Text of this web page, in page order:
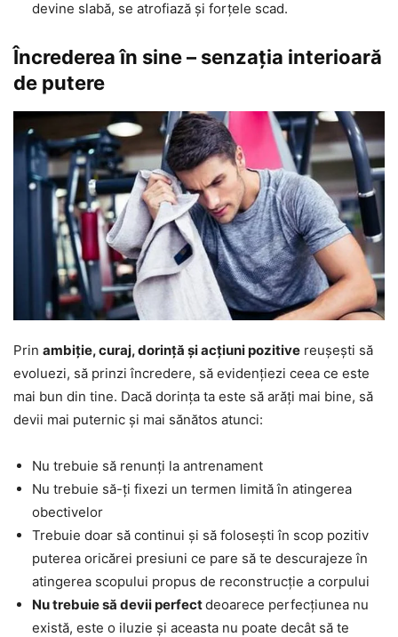
devine slabă, se atrofiază și forțele scad.
Încrederea în sine – senzația interioară
de putere
Prin ambiție, curaj, dorință și acțiuni pozitive reușești să
evoluezi, să prinzi încredere, să evidențiezi ceea ce este
mai bun din tine. Dacă dorința ta este să arăți mai bine, să
devii mai puternic și mai sănătos atunci:
Nu trebuie să renunți la antrenament
Nu trebuie să-ți fixezi un termen limită în atingerea
obectivelor
Trebuie doar să continui și să folosești în scop pozitiv
puterea oricărei presiuni ce pare să te descurajeze în
atingerea scopului propus de reconstrucție a corpului
Nu trebuie să devii perfectdeoarece perfecțiunea nu
există, este o iluzie și aceasta nu poate decât să te